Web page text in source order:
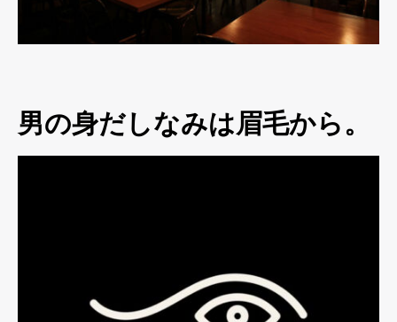
男の身だしなみは眉毛から。